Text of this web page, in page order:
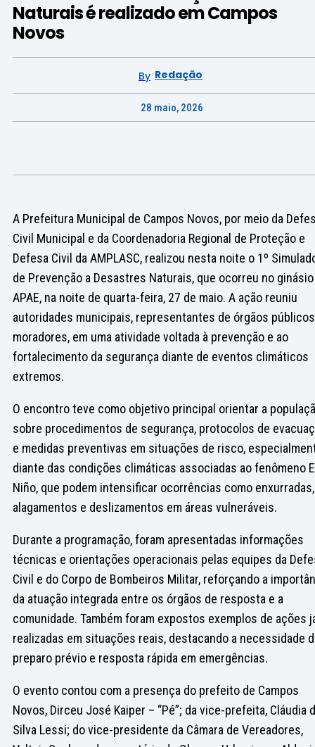
Naturais é realizado em Campos
Novos
By Redação
28 maio, 2026
A Prefeitura Municipal de Campos Novos, por meio da
Civil Municipal e da Coordenadoria Regional de Proteção e
Defesa Civil da AMPLASC, realizou nesta noite o 1º
de Prevenção a Desastres Naturais, que ocorreu no
APAE, na noite de quarta-feira, 27 de maio. A ação reuniu
autoridades municipais, representantes de órgãos
moradores, em uma atividade voltada à prevenção e ao
fortalecimento da segurança diante de eventos climáticos
extremos.
O encontro teve como objetivo principal orientar a
sobre procedimentos de segurança, protocolos de
e medidas preventivas em situações de risco,
diante das condições climáticas associadas ao fenômeno
Niño, que podem intensificar ocorrências como enxurradas,
alagamentos e deslizamentos em áreas vulneráveis.
Durante a programação, foram apresentadas informações
técnicas e orientações operacionais pelas equipes da
Civil e do Corpo de Bombeiros Militar, reforçando a
da atuação integrada entre os órgãos de resposta e a
comunidade. Também foram expostos exemplos de ações
realizadas em situações reais, destacando a necessidade
preparo prévio e resposta rápida em emergências.
O evento contou com a presença do prefeito de Campos
Novos, Dirceu José Kaiper – “Pé”; da vice-prefeita, Cláudia
Silva Lessi; do vice-presidente da Câmara de Vereadores,